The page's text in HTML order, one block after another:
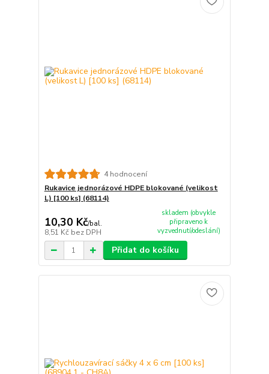
4 hodnocení
Rukavice jednorázové HDPE blokované (velikost
L) [100 ks] (68114)
10,30 Kč/bal.
8,51 Kč bez DPH
skladem (obvykle
připraveno k
vyzvednutí/odeslání)
Přidat do košíku